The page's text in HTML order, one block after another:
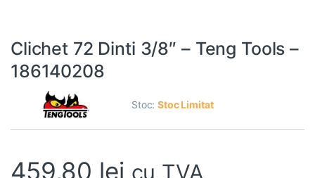
Clichet 72 Dinti 3/8″ – Teng Tools –
186140208
Stoc:Stoc Limitat
459,80 lei cu TVA